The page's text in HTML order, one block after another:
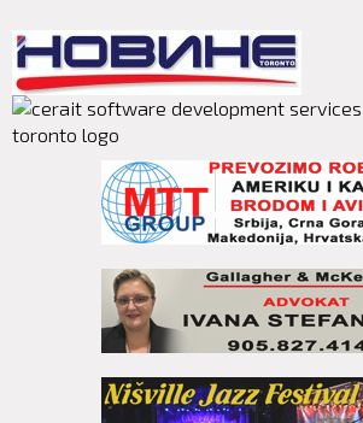
main
content